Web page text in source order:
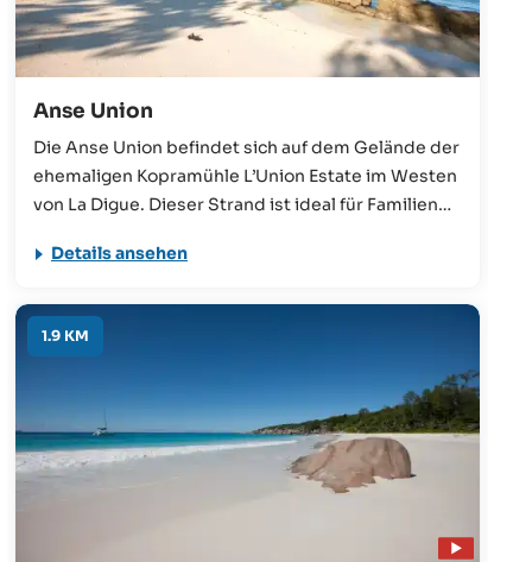
Anse Union
Die Anse Union befindet sich auf dem Gelände der
ehemaligen Kopramühle L’Union Estate im Westen
von La Digue. Dieser Strand ist ideal für Familien
Riff gibt und das Meer hier sehr ruhig ist. Sie ist
Digue, steht ihnen jedoch in nichts nach.
Details ansehen
1.9 KM